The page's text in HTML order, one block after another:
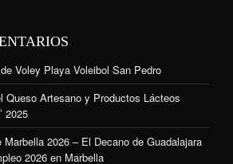
Voley Playa Voleibol San Pedro
Queso Artesano y Productos Lácteos
2025
Marbella 2026 – El Decano de Guadalajara
2026 en Marbella